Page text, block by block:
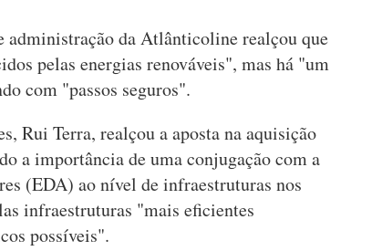
administração da Atlânticoline realçou que
pelas energias renováveis", mas há "um
com "passos seguros".
Rui Terra, realçou a aposta na aquisição
a importância de uma conjugação com a
(EDA) ao nível de infraestruturas nos
infraestruturas "mais eficientes
possíveis".